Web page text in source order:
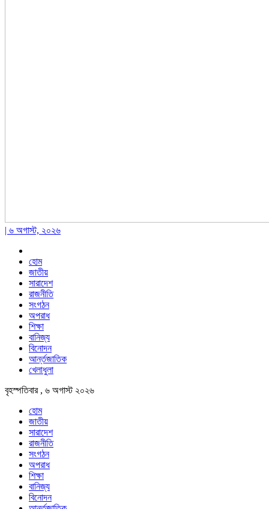
| ৬ অগাস্ট, ২০২৬
হোম
জাতীয়
সারাদেশ
রাজনীতি
সংগঠন
অপরাধ
শিক্ষা
বানিজ্য
বিনোদন
আর্ন্তজাতিক
খেলাধুলা
বৃহস্পতিবার , ৬ অগাস্ট ২০২৬
হোম
জাতীয়
সারাদেশ
রাজনীতি
সংগঠন
অপরাধ
শিক্ষা
বানিজ্য
বিনোদন